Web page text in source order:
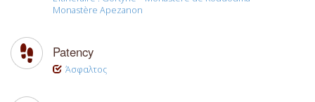
Monastère Apezanon
Patency
Άσφαλτος